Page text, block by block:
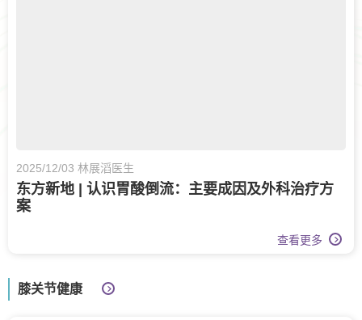
2025/12/03 林展滔医生
东方新地 | 认识胃酸倒流：主要成因及外科治疗方
案
查看更多
膝关节健康